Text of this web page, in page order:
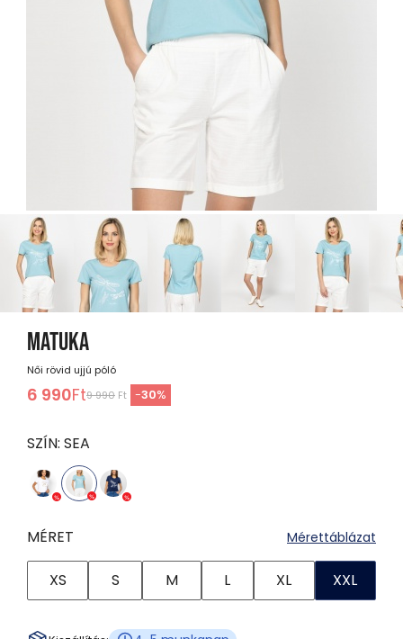
MATUKA
Női rövid ujjú póló
6 990Ft9 990 Ft -30%
SZÍN: SEA
MÉRET Mérettáblázat
XS S M L XL XXL